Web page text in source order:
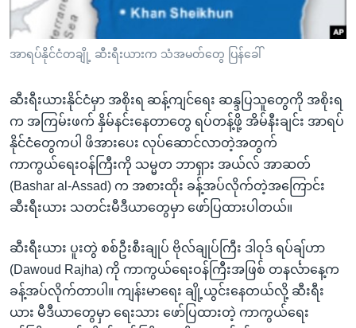
စာမျက်နှာ
သို့
ရန်
ရှာဖွေ
ရန်
နေရာ
သို့
ကျော်
ဗွီအိုအေ လူမှုကွန်ယက်များ
ဘာသာစကားများ
အာရပ်နိုင်ငံတချို့ ဆီးရီးယားက သံအမတ်တွေ ပြန်ခေါ်
ဆီးရီးယားနိုင်ငံမှာ အစိုးရ ဆန့်ကျင်ရေး ဆန္ဒပြသူတွေကို အစိုးရ
က အကြမ်းဖက် နှိမ်နင်းနေတာတွေ ရပ်တန့်ဖို့ အိမ်နီးချင်း အာရပ်
နိုင်ငံတွေကပါ ဖိအားပေး လုပ်ဆောင်လာတဲ့အတွက်
ကာကွယ်ရေးဝန်ကြီးကို သမ္မတ ဘာရှား အယ်လ် အာဆတ်
(Bashar al-Assad) က အစားထိုး ခန့်အပ်လိုက်တဲ့အကြောင်း
ဆီးရီးယား သတင်းမီဒီယာတွေမှာ ဖော်ပြထားပါတယ်။
ဆီးရီးယား ပူးတွဲ စစ်ဦးစီးချုပ် ဗိုလ်ချုပ်ကြီး ဒါဝုဒ် ရပ်ချ်ဟာ
(Dawoud Rajha) ကို ကာကွယ်ရေးဝန်ကြီးအဖြစ် တနင်္လာနေ့က
ခန့်အပ်လိုက်တာပါ။ ကျန်းမာရေး ချို့ယွင်းနေတယ်လို့ ဆီးရီး
ယား မီဒီယာတွေမှာ ရေးသား ဖော်ပြထားတဲ့ ကာကွယ်ရေး